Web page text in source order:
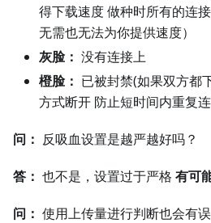
得下载速度 做种时所有的连
无需也无法为你提供速度）
灰脸： 没有连接上
橙脸： 已被封禁(如果双方都
方式断开 防止短时间内重复
问： 反吸血设置是越严越好吗？
答： 也不是，设置过于严格 有可
问： 使用上传量进行判断也会有